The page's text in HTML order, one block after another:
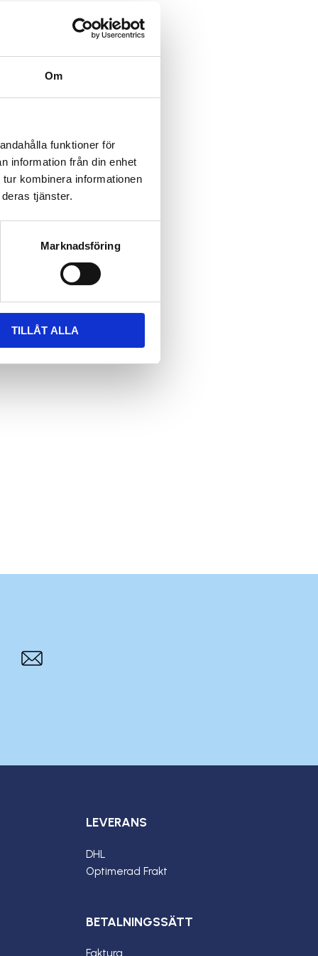
Om
funktioner för
information från din enhet
kombinera informationen
tjänster.
Marknadsföring
TILLÅT ALLA
LEVERANS
DHL
Optimerad Frakt
BETALNINGSSÄTT